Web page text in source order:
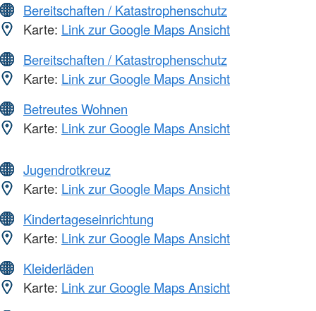
Bereitschaften / Katastrophenschutz
Karte: Link zur Google Maps Ansicht
Bereitschaften / Katastrophenschutz
Karte: Link zur Google Maps Ansicht
Betreutes Wohnen
Karte: Link zur Google Maps Ansicht
Jugendrotkreuz
Karte: Link zur Google Maps Ansicht
Kindertageseinrichtung
Karte: Link zur Google Maps Ansicht
Kleiderläden
Karte: Link zur Google Maps Ansicht